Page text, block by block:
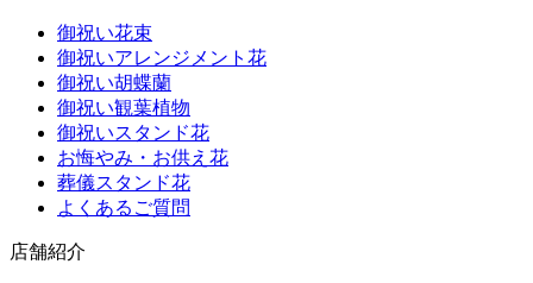
御祝い花束
御祝いアレンジメント花
御祝い胡蝶蘭
御祝い観葉植物
御祝いスタンド花
お悔やみ・お供え花
葬儀スタンド花
よくあるご質問
店舗紹介